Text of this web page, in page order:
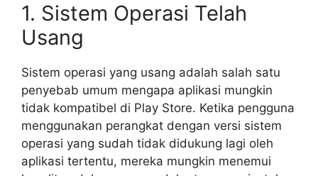
1. Sistem Operasi Telah
Usang
Sistem operasi yang usang adalah salah satu
penyebab umum mengapa aplikasi mungkin
tidak kompatibel di Play Store. Ketika pengguna
menggunakan perangkat dengan versi sistem
operasi yang sudah tidak didukung lagi oleh
aplikasi tertentu, mereka mungkin menemui